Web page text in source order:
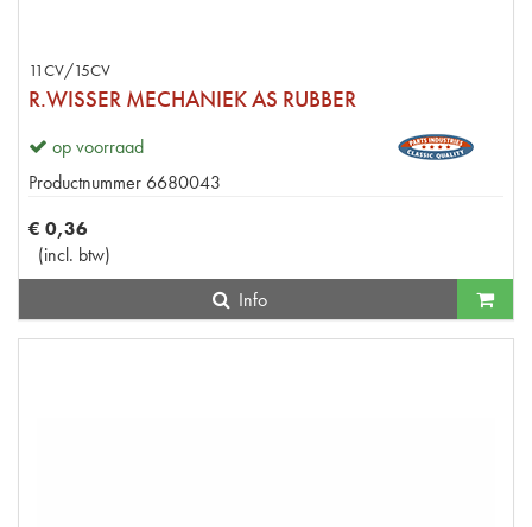
11CV/15CV
R.WISSER MECHANIEK AS RUBBER
op voorraad
Productnummer 6680043
€ 0,36
(incl. btw)
Info